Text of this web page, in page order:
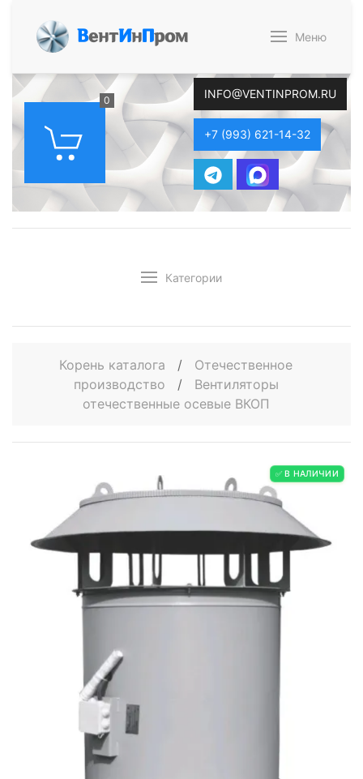
ВентИнПром Меню
0 INFO@VENTINPROM.RU
+7 (993) 621-14-32
Категории
Корень каталога /
Отечественное
производство
/
Вентиляторы
отечественные осевые ВКОП
✅ В НАЛИЧИИ